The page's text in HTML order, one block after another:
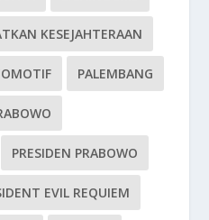
KESEJAHTERAAN
PALEMBANG
PRESIDEN PRABOWO
EVIL REQUIEM